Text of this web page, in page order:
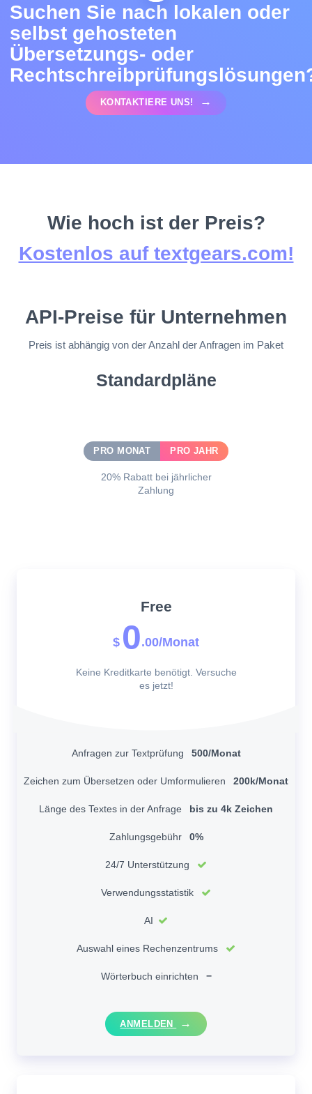
Suchen Sie nach lokalen oder
selbst gehosteten
Übersetzungs- oder
KONTAKTIERE UNS!
Wie hoch ist der Preis?
Kostenlos auf textgears.com!
API-Preise für Unternehmen
Preis ist abhängig von der Anzahl der Anfragen im Paket
Standardpläne
PRO MONAT PRO JAHR
20% Rabatt bei jährlicher
Zahlung
Free
$ 0.00/Monat
Keine Kreditkarte benötigt. Versuche
es jetzt!
Anfragen zur Textprüfung 500/Monat
Zeichen zum Übersetzen oder Umformulieren 200k/Monat
Länge des Textes in der Anfrage bis zu 4k Zeichen
Zahlungsgebühr 0%
24/7 Unterstützung
Verwendungsstatistik
AI
Auswahl eines Rechenzentrums
Wörterbuch einrichten −
ANMELDEN